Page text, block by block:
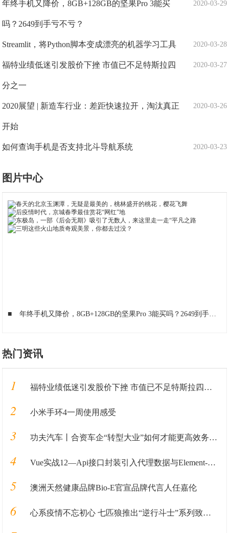
2020-03-29
年终手机又降价，8GB+128GB的坚果Pro 3能买
吗？2649到手亏不亏？
2020-03-28
Streamlit，将Python脚本变成漂亮的机器学习工具
2020-03-27
福特业绩低迷引发股价下挫 市值已不足特斯拉四
分之一
2020-03-26
2020展望 | 新造车行业：差距快速拉开，淘汰真正
开始
2020-03-23
如何查询手机是否支持北斗导航系统
图片中心
■ 年终手机又降价，8GB+128GB的坚果Pro 3能买吗？2649到手亏不亏？
热门资讯
1 福特业绩低迷引发股价下挫 市值已不足特斯拉四分之一
2 小米手环4一周使用感受
3 功夫汽车丨合资车企“转型大业”如何才能更高效务实？这家车企做了一次有益尝试！
4 Vue实战12—Api接口封装引入代理数据与Element-ui库
5 澳洲天然健康品牌Bio-E官宣品牌代言人任嘉伦
6 心系疫情不忘初心 七匹狼推出“逆行斗士”系列致敬最美逆行者